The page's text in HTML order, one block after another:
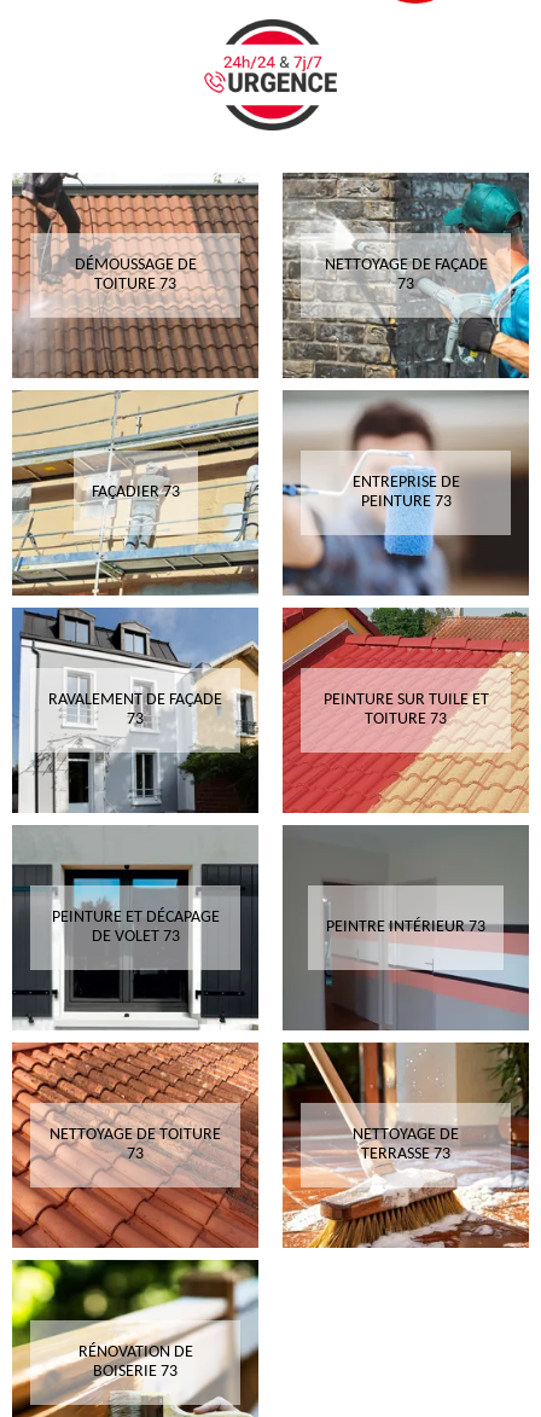
DÉMOUSSAGE DE
TOITURE 73
NETTOYAGE DE FAÇADE
73
FAÇADIER 73
ENTREPRISE DE
PEINTURE 73
RAVALEMENT DE FAÇADE
73
PEINTURE SUR TUILE ET
TOITURE 73
PEINTURE ET DÉCAPAGE
DE VOLET 73
PEINTRE INTÉRIEUR 73
NETTOYAGE DE TOITURE
73
NETTOYAGE DE
TERRASSE 73
RÉNOVATION DE
BOISERIE 73